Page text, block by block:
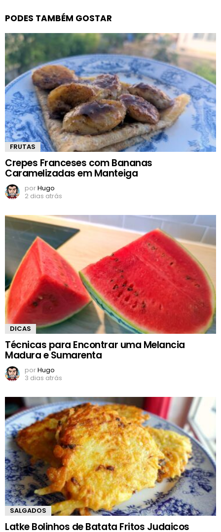
PODES TAMBÉM GOSTAR
FRUTAS
Crepes Franceses com Bananas
Caramelizadas em Manteiga
porHugo
2 dias atrás
DICAS
Técnicas para Encontrar uma Melancia
Madura e Sumarenta
porHugo
3 dias atrás
SALGADOS
Latke Bolinhos de Batata Fritos Judaicos